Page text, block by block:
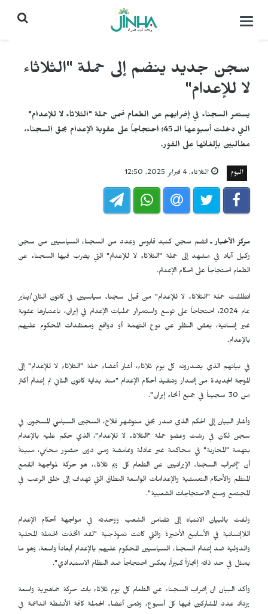
التحكم
سجن جديد ينضم إلى حملة "الثلاثاء
لا للإعدام"
يستمر السجناء في إضرابهم عن الطعام ضمن حملة "الثلاثاء لا للإعدام"
التي دخلت أسبوعها الـ 45؛ احتجاجاً على عقوبة الإعدام بحق السجناء،
مطالبين بإلغائها على الفور.
اليوم الثلاثاء, 4 فبراير 2025, 12:50
مركز الأخبار ـانضم سجن كنبد قابوس وعدد من السجناء السياسيين من سجن
وكيل آباد في مشهد إلى حملة "الثلاثاء لا للإعدام" التي يضرب فيها السجناء عن
الطعام احتجاجاً على احكام الإعدام.
انطلقت حملة "الثلاثاء لا للإعدام" من قبل سجناء سياسيين في كانون الثاني/يناير
عام 2024، احتجاجاً على توسع واستمرار عمليات الإعدام في إيران، باعتبارها عقوبة
غير إنسانية، بغض النظر عن نوع التهمة أو دوافع ومعتقدات المحكوم عليهم
بالإعدام.
في بيانهم الذي يصدرونه كل يوم ثلاثاء، أشار أعضاء حملة "الثلاثاء لا للإعدام" إلى
الموجة الجديدة من إصدار وتنفيذ أحكام الإعدام "منذ بداية كانون الثاني تم إعدام أكثر
من 30 سجيناً في جميع أنحاء إيران".
وأشار البيان إلى الحكم الذي صدر بحق منوشهر فلاح، السجين السياسي المسجون في
سجن لكان في رشت وعضو حملة "الثلاثاء لا للإعدام"، الذي حكم عليه بالإعدام
بتهمة "المحاربة" في محاكمة غير عادلة وغامضة ومن دون حضور محامي، مبينةً
أن "إضراب السجناء الإيرانيين عن الطعام كل ويم ثلاثاء، هو حركة لمواجهة القمع
المنظم والأحكام التعسفية والإعدامات الواسعة النطاق التي تهدف إلى خلق الرعب في
المجتمع ومنع الاحتجاجات الشعبية".
ولفت بالبيان الانتباه إلى تضامن الشعب ووحدته في مواجهة أحكام الإعدام
اللاإنسانية في الأسابيع الأخيرة والتي كانت نموذجية "لقد اتخذت الحملة المحلية
والدولية ضد إعدام السجناء السياسيين المحكوم عليهم بالإعدام أبعاداً واسعة، وهو ما
يمثل في حد ذاته إنجازاً كبيراً، يعكس احتجاجاً ضد النظام الاستبدادي".
وأكد البيان ان إضراب السجناء عن الطعام كل يوم ثلاثاء بات حركة جماهيرية واسعة
يزداد عدد المشاركين فيها كل أسبوع، وثمن أعضاء الحملة كافة الأنشطة الداعمة في